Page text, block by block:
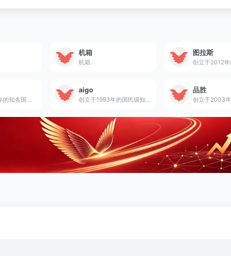
机箱
机箱
图拉斯
创立于2004年的知名国产数码存储品牌，深耕移动存储领域20年，提供从高速固态U盘到移动固态硬盘的一站式数据备份与扩容解决方案。
aigo
创立于1993年的国民级知名科技品牌，专注3C数码配件三十载，提供从大容量快充移动电源到磁吸/自带线电源的一站式手机周边解决方案。
品胜